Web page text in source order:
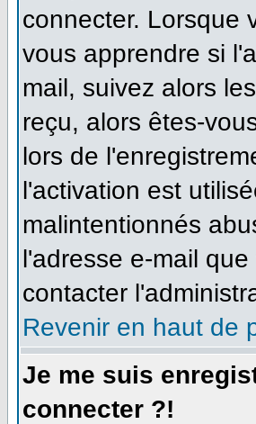
connecter. Lorsque
vous apprendre si
mail, suivez alors
reçu, alors êtes-
lors de
l'activation est
malintentionnés
l'adresse e-mail
contacter
Revenir en haut de
Je me suis
connecter ?!